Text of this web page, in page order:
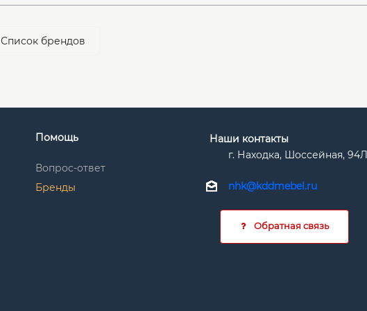
Список брендов
Помощь
Вопрос-ответ
Бренды
Наши контакты
г. Находка, Шоссейная, 94Л
nhk@kddmebel.ru
Обратная связь